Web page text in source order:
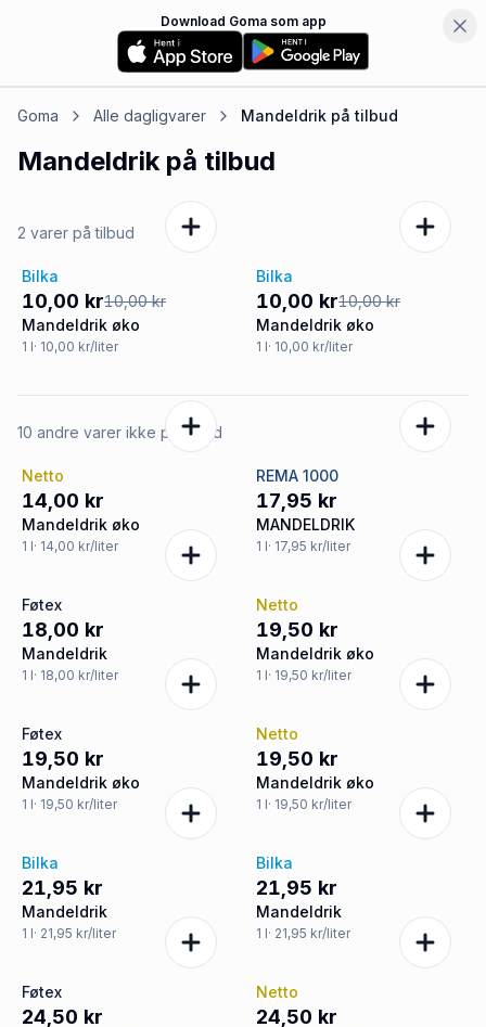
Download Goma som app
Goma Alle dagligvarer Mandeldrik på tilbud
Mandeldrik på tilbud
2 varer på tilbud
Tilbud
Bilka
10,00 kr10,00 kr
Mandeldrik øko
1 l· 10,00 kr/liter
Tilbud
Bilka
10,00 kr10,00 kr
Mandeldrik øko
1 l· 10,00 kr/liter
10 andre varer ikke på tilbud
Netto
14,00 kr
Mandeldrik øko
1 l· 14,00 kr/liter
REMA 1000
17,95 kr
MANDELDRIK
1 l· 17,95 kr/liter
Føtex
18,00 kr
Mandeldrik
1 l· 18,00 kr/liter
Netto
19,50 kr
Mandeldrik øko
1 l· 19,50 kr/liter
Føtex
19,50 kr
Mandeldrik øko
1 l· 19,50 kr/liter
Netto
19,50 kr
Mandeldrik øko
1 l· 19,50 kr/liter
Bilka
21,95 kr
Mandeldrik
1 l· 21,95 kr/liter
Bilka
21,95 kr
Mandeldrik
1 l· 21,95 kr/liter
Føtex
24,50 kr
Netto
24,50 kr